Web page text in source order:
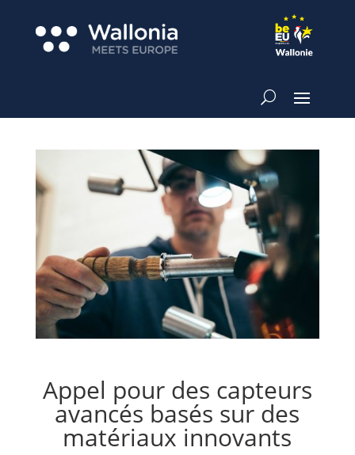
Appel pour des capteurs
avancés basés sur des
matériaux innovants